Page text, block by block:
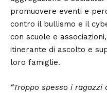
promuovere eventi e
contro il bullismo e il
con scuole e
itinerante di ascolto e
loro famiglie.
“Troppo spesso i